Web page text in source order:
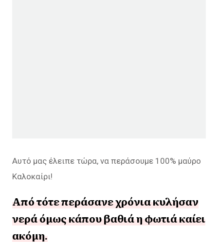
Αυτό μας έλειπε τώρα, να περάσουμε 100% μαύρο
Καλοκαίρι!
Από τότε περάσανε χρόνια κυλήσαν
νερά όμως κάπου βαθιά η φωτιά καίει
ακόμη.